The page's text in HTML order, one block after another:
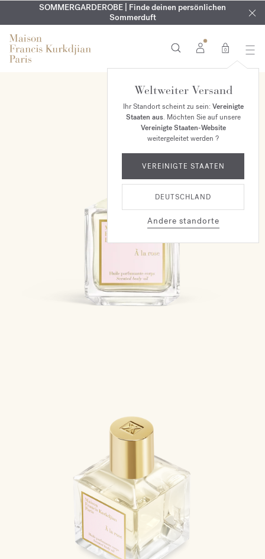
EXKLUSIV | Erhalten Sie OUD velvet moodin Ihrer Bestellung*
KOSTENLOSE GRAVUR | Auf alle Düfte und Körperöle bis zum
9. August
SOMMERGARDEROBE | Finde deinen persönlichen
Sommerduft
0
Weltweiter Versand
Ihr Standort scheint zu sein: Vereinigte
Staaten aus. Möchten Sie auf unsere
Vereinigte Staaten-Website
weitergeleitet werden ?
VEREINIGTE STAATEN
DEUTSCHLAND
Andere standorte